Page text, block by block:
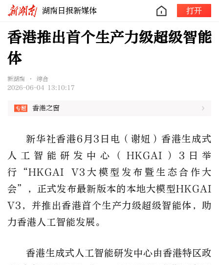
湖南日报新媒体 打开
香港推出首个生产力级超级智能
体
新湖南 • 综合
2026-06-04 13:10:17
香港之窗
新华社香港6月3日电（谢妞）香港生成式
人工智能研发中心（HKGAI）3日举
行“HKGAI V3大模型发布暨生态合作大
会”，正式发布最新版本的本地大模型HKGAI
V3，并推出香港首个生产力级超级智能体，助
力香港人工智能发展。
香港生成式人工智能研发中心由香港特区政